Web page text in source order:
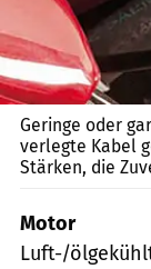
Geringe oder
verlegte Kabel
Stärken, die
Motor
Luft-/